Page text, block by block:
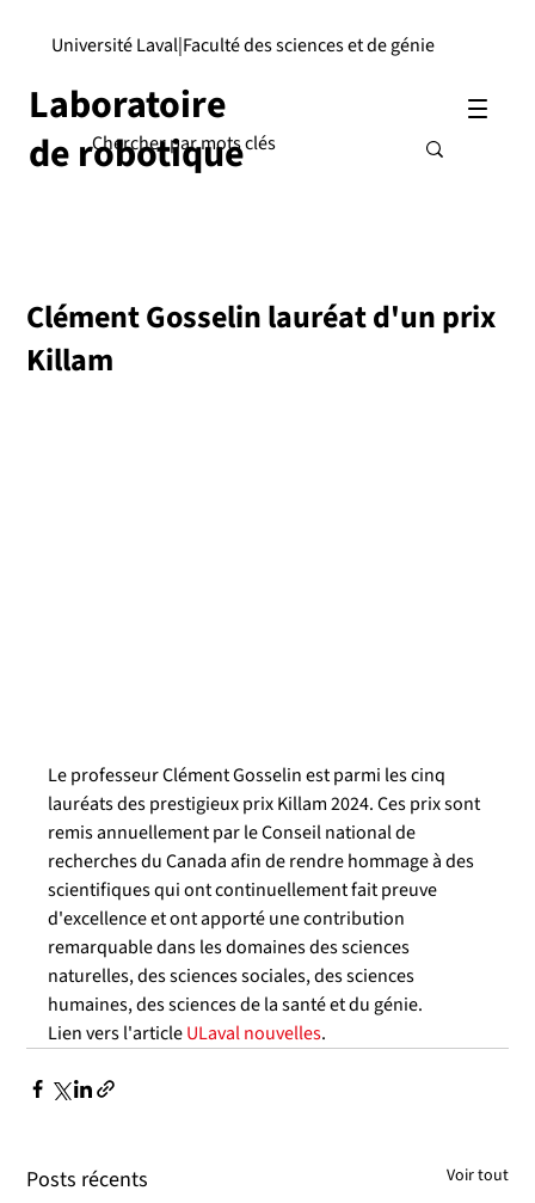
Laboratoire
de robotique
|
Université Laval Faculté des sciences et de génie
Clément Gosselin lauréat d'un prix
Killam
Le professeur Clément Gosselin est parmi les cinq
lauréats des prestigieux prix Killam 2024. Ces prix sont
remis annuellement par le Conseil national de
recherches du Canada afin de rendre hommage à des
scientifiques qui ont continuellement fait preuve
d'excellence et ont apporté une contribution
remarquable dans les domaines des sciences
naturelles, des sciences sociales, des sciences
humaines, des sciences de la santé et du génie.
Lien vers l'article ULaval nouvelles.
Posts récents Voir tout